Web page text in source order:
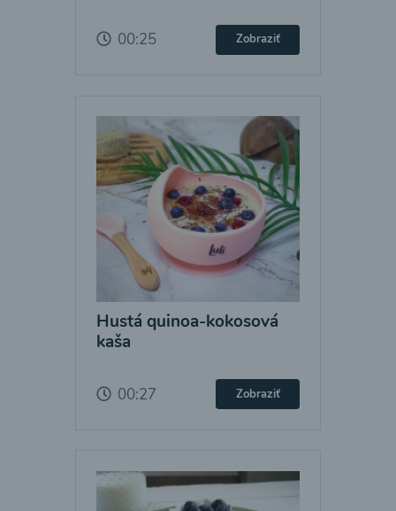
00:25 Zobraziť
Hustá quinoa-kokosová
kaša
00:27 Zobraziť